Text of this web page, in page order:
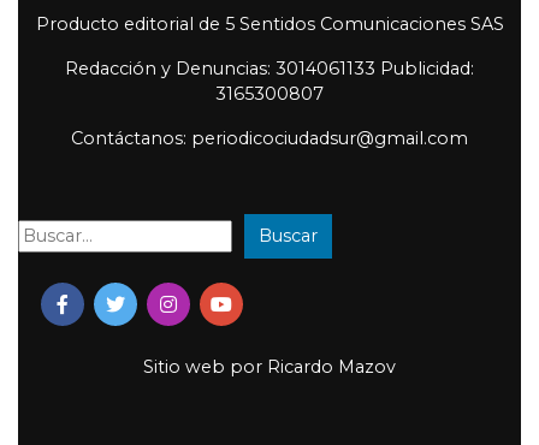
Producto editorial de 5 Sentidos Comunicaciones SAS
Redacción y Denuncias: 3014061133 Publicidad:
3165300807
Contáctanos: periodicociudadsur@gmail.com
Buscar: Buscar
Sitio web por Ricardo Mazov